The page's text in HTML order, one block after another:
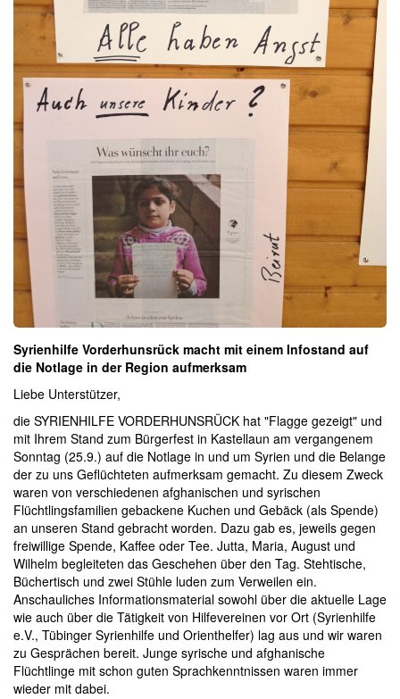
Syrienhilfe Vorderhunsrück macht mit einem Infostand auf
die Notlage in der Region aufmerksam
Liebe Unterstützer,
die SYRIENHILFE VORDERHUNSRÜCK hat "Flagge gezeigt" und
mit Ihrem Stand zum Bürgerfest in Kastellaun am vergangenem
Sonntag (25.9.) auf die Notlage in und um Syrien und die Belange
der zu uns Geflüchteten aufmerksam gemacht. Zu diesem Zweck
waren von verschiedenen afghanischen und syrischen
Flüchtlingsfamilien gebackene Kuchen und Gebäck (als Spende)
an unseren Stand gebracht worden. Dazu gab es, jeweils gegen
freiwillige Spende, Kaffee oder Tee. Jutta, Maria, August und
Wilhelm begleiteten das Geschehen über den Tag. Stehtische,
Büchertisch und zwei Stühle luden zum Verweilen ein.
Anschauliches Informationsmaterial sowohl über die aktuelle Lage
wie auch über die Tätigkeit von Hilfevereinen vor Ort (Syrienhilfe
e.V., Tübinger Syrienhilfe und Orienthelfer) lag aus und wir waren
zu Gesprächen bereit. Junge syrische und afghanische
Flüchtlinge mit schon guten Sprachkenntnissen waren immer
wieder mit dabei.